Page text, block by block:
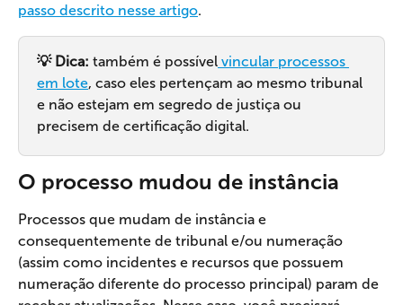
passo descrito nesse artigo.
💡 Dica: também é possível vincular processos
em lote, caso eles pertençam ao mesmo tribunal
e não estejam em segredo de justiça ou
precisem de certificação digital.
O processo mudou de instância
Processos que mudam de instância e
consequentemente de tribunal e/ou numeração
(assim como incidentes e recursos que possuem
numeração diferente do processo principal) param de